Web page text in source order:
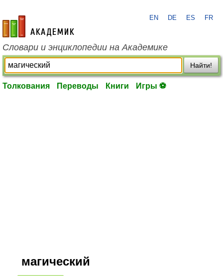
academic.ru
EN DE ES FR
Словари и энциклопедии на Академике
Найти!
Толкования Переводы Книги Игры ⚽
магический